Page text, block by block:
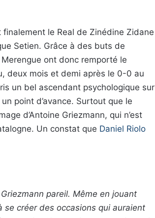
finalement le Real de Zinédine Zidane
Setien. Grâce à des buts de
ont donc remporté le
deux mois et demi après le 0-0 au
un bel ascendant psychologique sur
un point d’avance. Surtout que le
d’Antoine Griezmann, qui n’est
Un constat que Daniel Riolo
pareil. Même en jouant
se créer des occasions qui auraient